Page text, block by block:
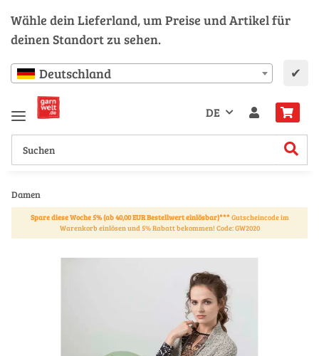
Wähle dein Lieferland, um Preise und Artikel für
deinen Standort zu sehen.
Deutschland ✔
DE
Damen
Spare diese Woche 5% (ab 40,00 EUR Bestellwert einlösbar)***Gutscheincode im
Warenkorb einlösen und 5% Rabatt bekommen! Code: GW2020